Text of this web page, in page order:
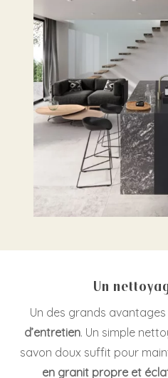
Un
Un des grands
d’entretien. Un simple
savon doux suffit pour
en granit propre et